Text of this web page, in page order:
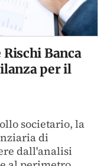
Banca
per il
societario, la
di
dall'analisi